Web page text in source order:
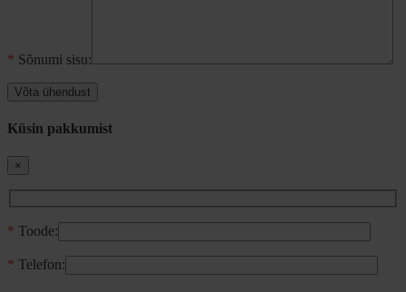
* Sõnumi sisu:
Küsin pakkumist
×
* Toode:
* Telefon: